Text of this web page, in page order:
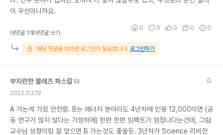
이 우선이니까요.
대댓글 1개대댓글 쓰기
0 0 0 0 0
해당 댓글을 보려면 로그인이 필요합니다. 로그인하기
부지런한 블레즈 파스칼
2022.03.19
A 가는게 가장 안전함. B는 에너지 분야라도 4년차에 인용 12,000이면 (공
동 연구가 많지 않다는 가정하에) 한편 한편 임팩트가 엄청나다는건데, 그럼
교수님 성향이랑 잘 맞으면 B 가는것도 좋을듯. 3년차가 Science 리비전